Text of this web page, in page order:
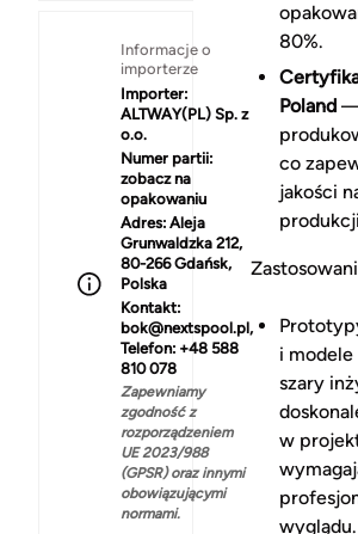
Informacje o
importerze
Importer:
ALTWAY(PL) Sp. z
o.o.
Numer partii:
zobacz na
opakowaniu
Adres: Aleja
Grunwaldzka 212,
80-266 Gdańsk,
Polska
Kontakt:
bok@nextspool.pl,
Telefon: +48 588
810 078
Zapewniamy
zgodność z
rozporządzeniem
UE 2023/988
(GPSR) oraz innymi
obowiązującymi
normami.
80%.
Poland—
co
jakości
i
szary
w
wyglądu.